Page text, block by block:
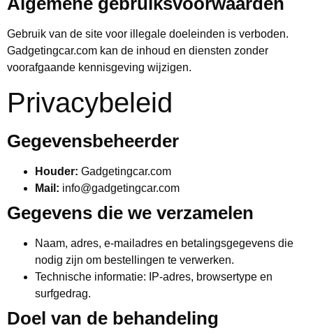
Gebruik van de site voor illegale doeleinden is verboden.
Gadgetingcar.com kan de inhoud en diensten zonder
voorafgaande kennisgeving wijzigen.
Privacybeleid
Gegevensbeheerder
Houder: Gadgetingcar.com
Mail: info@gadgetingcar.com
Gegevens die we verzamelen
Naam, adres, e-mailadres en betalingsgegevens die
nodig zijn om bestellingen te verwerken.
Technische informatie: IP-adres, browsertype en
surfgedrag.
Doel van de behandeling